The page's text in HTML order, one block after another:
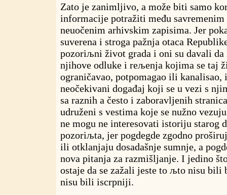
Zato je zanimljivo, a može biti samo
informacije potražiti među
neuočenim arhivskim zapisima. Jer
suverena i stroga pažnja otaca
pozoriљni život grada i oni su davali
njihove odluke i reљenja kojima se taj
ograničavao, potpomagao ili
neočekivani događaj koji se u vezi s
sa raznih a često i zaboravljenih
udruženi s vestima koje se nužno
ne mogu ne interesovati istoriju starog
pozoriљta, jer pogdegde zgodno
ili otklanjaju dosadašnje sumnje, a
nova pitanja za razmišljanje. I jedino
ostaje da se zažali jeste to љto nisu
nisu bili iscrpniji.